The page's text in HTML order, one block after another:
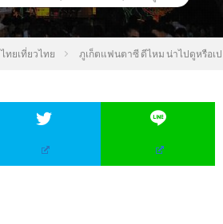
ไทยเที่ยวไทย ภูเก็ตแฟนตาซี ดีไหม น่าไปดูหรือเ